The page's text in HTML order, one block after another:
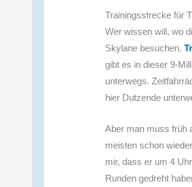
Trainingsstrecke für
Wer wissen will, wo
Skylane besuchen.
gibt es in dieser 9-
unterwegs.
hier Dutzende
Aber man muss früh
meisten schon
mir, dass er um 4
Runden gedreht